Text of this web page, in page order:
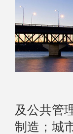
江苏
及公共管
制造；城